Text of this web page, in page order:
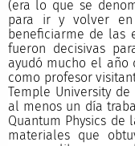
(era lo que se
para ir y volver
beneficiarme de las
fueron decisivas
ayudó mucho el año
como profesor
Temple University
al menos un día
Quantum Physics de
materiales que